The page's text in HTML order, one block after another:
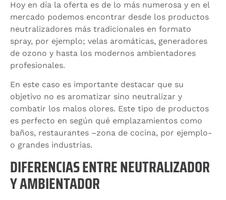
Hoy en día la oferta es de lo más numerosa y en el
mercado podemos encontrar desde los productos
neutralizadores más tradicionales en formato
spray, por ejemplo; velas aromáticas, generadores
de ozono y hasta los modernos ambientadores
profesionales.
En este caso es importante destacar que su
objetivo no es aromatizar sino neutralizar y
combatir los malos olores. Este tipo de productos
es perfecto en según qué emplazamientos como
baños, restaurantes –zona de cocina, por ejemplo-
o grandes industrias.
DIFERENCIAS ENTRE NEUTRALIZADOR
Y AMBIENTADOR